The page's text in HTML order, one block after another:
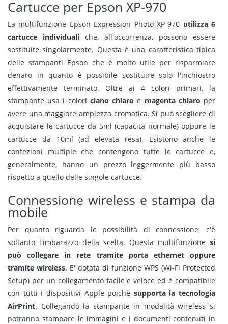
Cartucce per Epson XP-970
La multifunzione Epson Expression Photo XP-970 utilizza 6
cartucce individuali che, all'occorrenza, possono essere
sostituite singolarmente. Questa è una caratteristica tipica
delle stampanti Epson che è molto utile per risparmiare
denaro in quanto è possibile sostituire solo l'inchiostro
effettivamente terminato. Oltre ai 4 colori primari, la
stampante usa i colori ciano chiaro e magenta chiaro per
avere una maggiore ampiezza cromatica. Si può scegliere di
acquistare le cartucce da 5ml (capacita normale) oppure le
cartucce da 10ml (ad elevata resa). Esistono anche le
confezioni multiple che contengono tutte le cartucce e,
generalmente, hanno un prezzo leggermente più basso
rispetto a quello delle singole cartucce.
Connessione wireless e stampa da
mobile
Per quanto riguarda le possibilità di connessione, c'è
soltanto l'imbarazzo della scelta. Questa multifunzione si
può collegare in rete tramite porta ethernet oppure
tramite wireless. E' dotata di funzione WPS (Wi-Fi Protected
Setup) per un collegamento facile e veloce ed è compatibile
con tutti i dispositivi Apple poichè supporta la tecnologia
AirPrint. Collegando la stampante in modalità wireless si
potranno stampare le immagini e i documenti contenuti in